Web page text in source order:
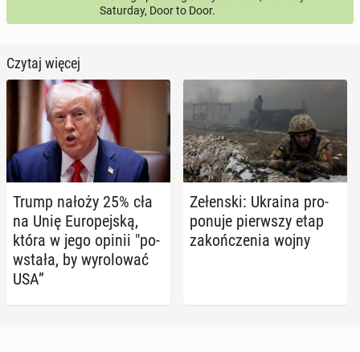
Saturday, Door to Door.
Czytaj więcej
Trump nałoży 25% cła
na Unię Eu­ro­pej­ską,
która w jego opinii "po­
wsta­ła, by wy­ro­lo­wać
USA”
Ze­łen­ski: Ukraina pro­
po­nu­je pierw­szy etap
za­koń­cze­nia wojny